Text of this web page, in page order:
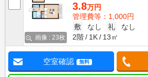
画像 : 23枚
3.8万円
管理費等：1,000円
敷
なし 礼
なし
2階
1K 13㎡
空室確認 無料